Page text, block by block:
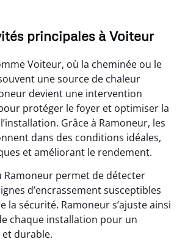
principales à Voiteur
Voiteur, où la cheminée ou le
une source de chaleur
devient une intervention
protéger le foyer et optimiser la
Grâce à Ramoneur, les
dans des conditions idéales,
et améliorant le rendement.
Ramoneur permet de détecter
d’encrassement susceptibles
la sécurité. Ramoneur s’ajuste ainsi
chaque installation pour un
durable.